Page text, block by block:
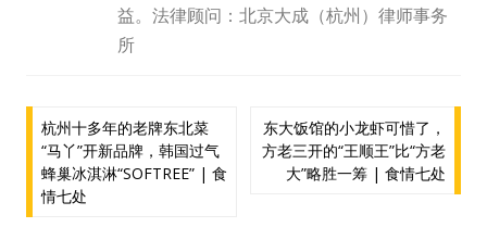
益。法律顾问：北京大成（杭州）律师事务
所
航
杭州十多年的老牌东北菜
“马丫”开新品牌，韩国过气
蜂巢冰淇淋“SOFTREE” | 食
情七处
东大饭馆的小龙虾可惜了，
方老三开的“王顺王”比“方老
大”略胜一筹 | 食情七处